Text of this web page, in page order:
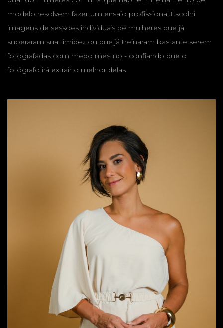
modelo resolvem fazer um ensaio profissional. Escolhi
imagens de sessões individuais de mulheres que já
superaram sua timidez ou que já treinaram bastante serem
fotografadas com medo mesmo - confiando que o
fotógrafo irá extrair o melhor delas.